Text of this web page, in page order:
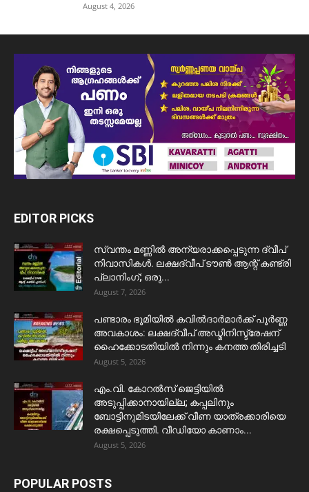
August 4, 2026
EDITOR PICKS
സ്വന്തം മണ്ണിൽ അന്യരാക്കപ്പെടുന്ന ദ്വീപ്
നിവാസികൾ. ലക്ഷദ്വീപ് ടൗൺ ആന്റ് കണ്ട്രി
പ്ലാനിംഗ്; ഒരു...
August 7, 2026
പണ്ടാരം ഭൂമിയിൽ കവിൽദാർമാർക്ക് പൂർണ്ണ
അവകാശം: ലക്ഷദ്വീപ് അഡ്മിനിസ്ട്രേഷന്
ഹൈക്കോടതിയിൽ നിന്നും കനത്ത തിരിച്ചടി
August 5, 2026
​എം.വി. കോറൽസ് ജെട്ടിയിൽ
അടുപ്പിക്കാനായില്ല; കപ്പലിനും
ബോട്ടിനുമിടയിലേക്ക് വീണ യാത്രക്കാരിയെ
രക്ഷപ്പെടുത്തി. വീഡിയോ കാണാം...
August 5, 2026
POPULAR POSTS